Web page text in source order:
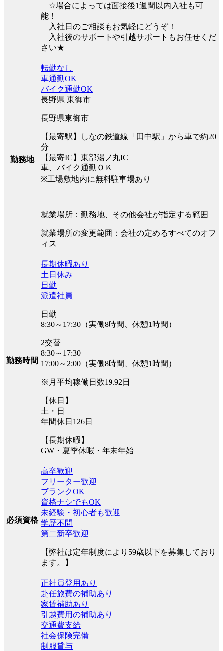
☆場合によっては面接後1週間以内入社も可
能！
入社日のご相談もお気軽にどうぞ！
入社後のサポートや引越サポートもお任せくだ
さい★
勤務地
転勤なし
車通勤OK
バイク通勤OK
長野県 東御市
長野県東御市
【最寄駅】しなの鉄道線「田中駅」から車で約20
分
【最寄IC】東部湯ノ丸IC
車、バイク通勤ＯＫ
※工場敷地内に無料駐車場あり
就業場所：勤務地、その他会社が指定する範囲
就業場所の変更範囲：会社の定めるすべてのオフ
ィス
勤務時間
長期休暇あり
土日休み
日勤
派遣社員
日勤
8:30～17:30（実働8時間、休憩1時間）
2交替
8:30～17:30
17:00～2:00（実働8時間、休憩1時間）
※月平均稼働日数19.92日
【休日】
土・日
年間休日126日
【長期休暇】
GW・夏季休暇・年末年始
必須資格
高卒歓迎
フリーター歓迎
ブランクOK
資格ナシでもOK
未経験・初心者も歓迎
学歴不問
第二新卒歓迎
【弊社は定年制度により59歳以下を募集しており
ます。】
正社員登用あり
赴任旅費の補助あり
家賃補助あり
引越費用の補助あり
交通費支給
社会保険完備
制服貸与